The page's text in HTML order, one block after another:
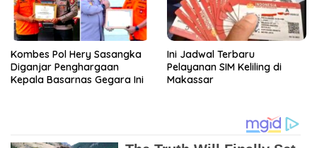
Kombes Pol Hery Sasangka
Diganjar Penghargaan
Kepala Basarnas Gegara Ini
Ini Jadwal Terbaru
Pelayanan SIM Keliling di
Makassar